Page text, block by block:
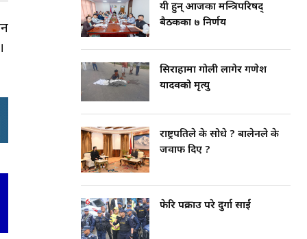
यी हुन् आजका मन्त्रिपरिषद्
बैठकका ७ निर्णय
सिराहामा गोली लागेर गणेश
यादवको मृत्यु
राष्ट्रपतिले के सोधे ? बालेनले के
जवाफ दिए ?
फेरि पक्राउ परे दुर्गा प्रसाईं